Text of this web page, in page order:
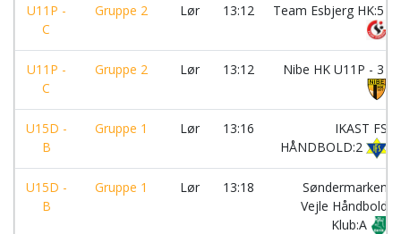
U11P -
C
Gruppe 2 Lør 13:12 Team Esbjerg HK:5
U11P -
C
Gruppe 2 Lør 13:12 Nibe HK U11P - 3
U15D -
B
Gruppe 1 Lør 13:16
IKAST FS
HÅNDBOLD:2
U15D -
B
Gruppe 1 Lør 13:18
Søndermarken
Vejle Håndbold
Klub:A